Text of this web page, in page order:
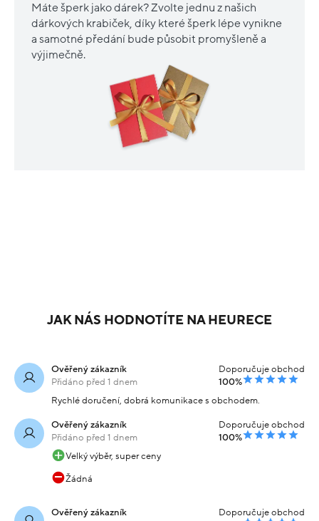
Máte šperk jako dárek? Zvolte jednu z našich
dárkových krabiček, díky které šperk lépe vynikne
a samotné předání bude působit promyšleně a
výjimečně.
kombinovaného zlata
kruhy s kamenem 1.30cm
2.4g
Skladem 10 939 Kč
-20% kód:
SRPEN20
8 751 Kč
Koupit s kódem
kód: 000052310249
1.5cm 2.35g
10 719 Kč
SRPEN20
8 575 Kč
Koupit s kódem